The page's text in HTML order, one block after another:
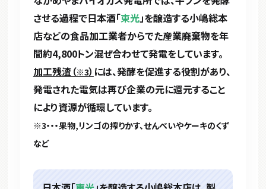
させる過程で日本酒「東光」を醸造する小嶋総本
店などの食品加工業者からでた産業廃棄物を年
間約4,800トン混ぜ合わせて発電をしています。
加工残渣（※3） には、発酵を促進する役割があり、
発電された電気は再び企業の元に還元すること
により資源が循環しています。
※3・・・果物,リンゴの搾りかす、せんべいやケーキのくず
など